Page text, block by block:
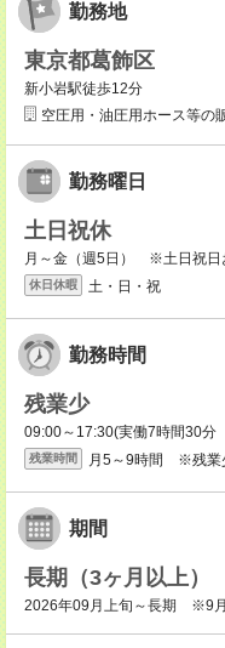
勤務地
東京都葛飾区
新小岩駅徒歩12分
空圧用・油圧用ホース等の
勤務曜日
土日祝休
月～金（週5日） ※土日祝日
休日休暇 土・日・祝
勤務時間
残業少
09:00～17:30(実働7時間30
残業時間 月5～9時間 ※残業
期間
長期（3ヶ月以上）
2026年09月上旬～長期 ※9月